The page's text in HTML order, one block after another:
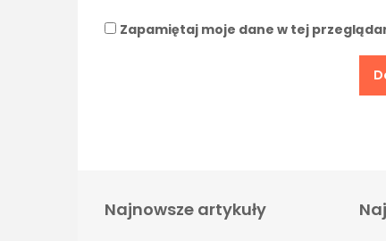
Zapamiętaj moje dane w tej
Najnowsze artykuły